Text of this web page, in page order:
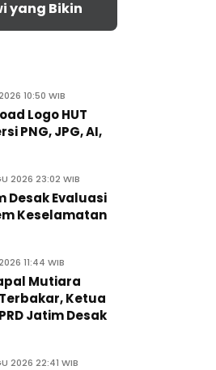
yang Bikin
10:50 WIB
Logo HUT
PNG, JPG, AI,
2026 23:02 WIB
Desak Evaluasi
Keselamatan
11:44 WIB
Mutiara
Ketua
Jatim Desak
2026 22:41 WIB